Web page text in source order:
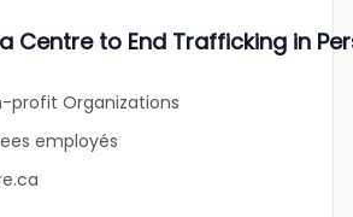
Centre to End Trafficking in
profit Organizations
employés